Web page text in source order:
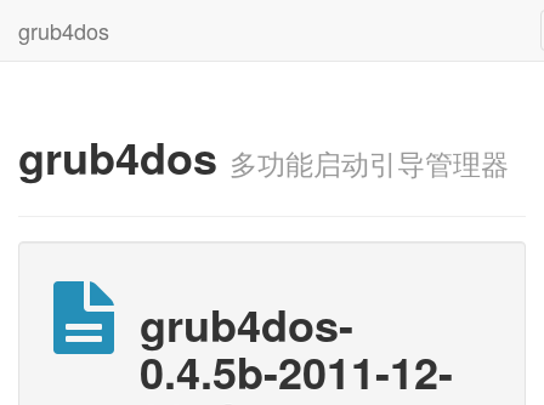
grub4dos
grub4dos 多功能启动引导管理器
grub4dos-
0.4.5b-2011-12-